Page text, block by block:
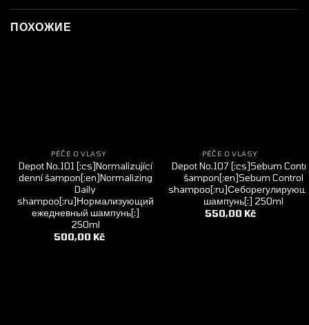
ПОХОЖИЕ
PÉČE O VLASY
Depot No.101 [:cs]Normalizující
denní šampon[:en]Normalizing
Daily
shampoo[:ru]Нормализующий
ежедневный шампунь[:]
250ml
500,00 Kč
PÉČE O VLASY
Depot No.107 [:cs]Sebum
šampon[:en]Sebum Control
шампунь[:] 250ml
550,00 Kč